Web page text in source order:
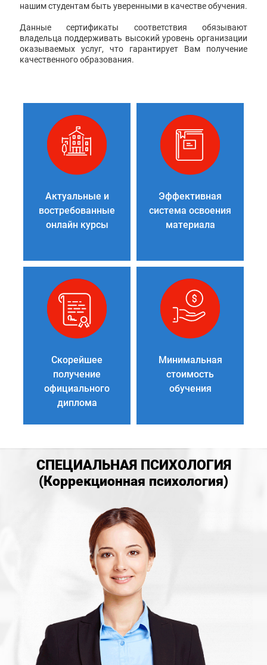
нашим студентам быть уверенными в качестве обучения.
Данные сертификаты соответствия обязывают
владельца поддерживать высокий уровень организации
оказываемых услуг, что гарантирует Вам получение
качественного образования.
Актуальные и
востребованные
онлайн курсы
Эффективная
система освоения
материала
Скорейшее
получение
официального
диплома
Минимальная
стоимость
обучения
СПЕЦИАЛЬНАЯ ПСИХОЛОГИЯ
(Коррекционная психология)